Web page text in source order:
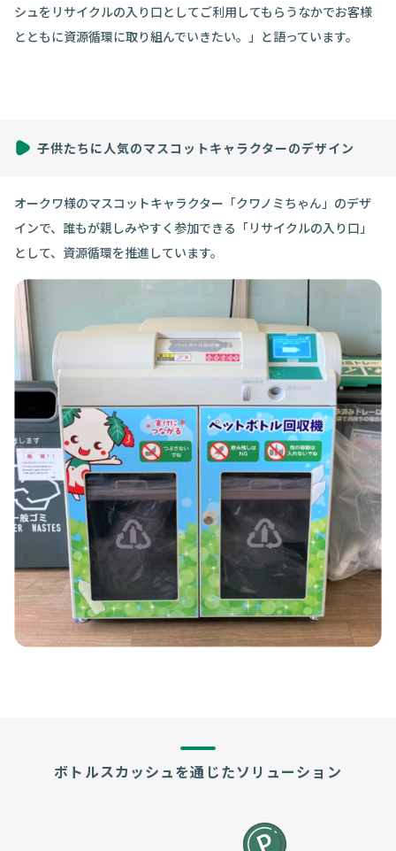
シュをリサイクルの入り口としてご利用してもらうなかでお客様
とともに資源循環に取り組んでいきたい。」と語っています。
子供たちに人気のマスコットキャラクターのデザイン
オークワ様のマスコットキャラクター「クワノミちゃん」のデザ
インで、誰もが親しみやすく参加できる「リサイクルの入り口」
として、資源循環を推進しています。
ボトルスカッシュを通じたソリューション